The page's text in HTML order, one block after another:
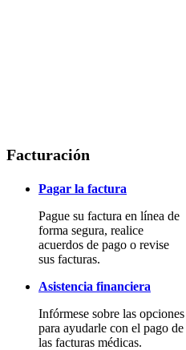
Facturación
Pagar la factura
Pague su factura en línea de
forma segura, realice
acuerdos de pago o revise
sus facturas.
Asistencia financiera
Infórmese sobre las opciones
para ayudarle con el pago de
las facturas médicas.